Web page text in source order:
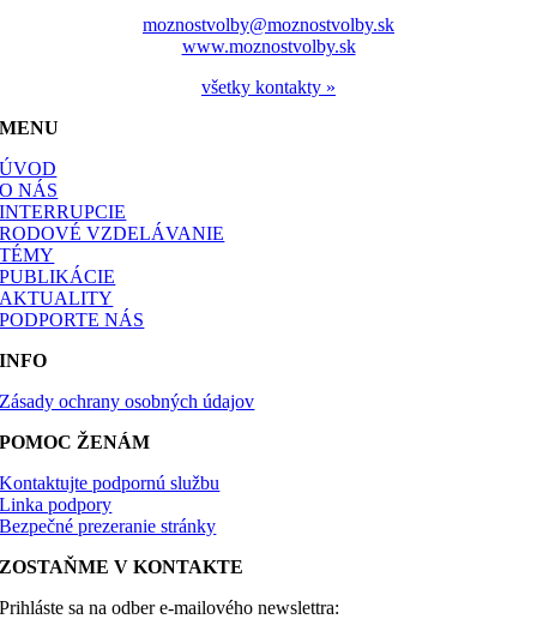
moznostvolby@moznostvolby.sk
www.moznostvolby.sk
všetky kontakty »
MENU
ÚVOD
O NÁS
INTERRUPCIE
RODOVÉ VZDELÁVANIE
TÉMY
PUBLIKÁCIE
AKTUALITY
PODPORTE NÁS
INFO
Zásady ochrany osobných údajov
POMOC ŽENÁM
Kontaktujte podpornú službu
Linka podpory
Bezpečné prezeranie stránky
ZOSTAŇME V KONTAKTE
Prihláste sa na odber e-mailového newslettra: